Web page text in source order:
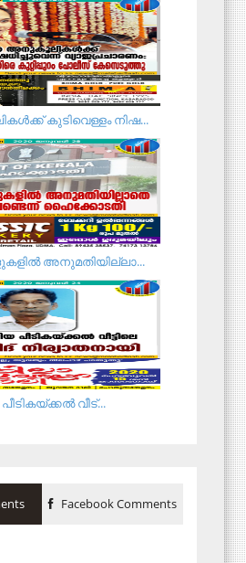
കുടിവെള്ളം നിഷ...
അനുമതിയില്ലാ...
വീട്...
Facebook Comments